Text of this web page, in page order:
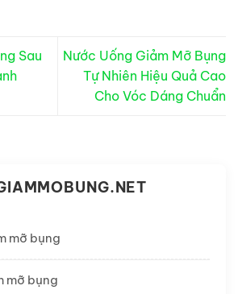
Sau
Nước Uống Giảm Mỡ Bụng
Tự Nhiên Hiệu Quả Cao
Cho Vóc Dáng Chuẩn
mỡ bụng
mỡ bụng